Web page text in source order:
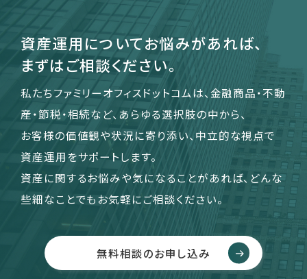
資産運用についてお悩みがあれば、
まずはご相談ください。
私たちファミリーオフィスドットコムは、金融商品・不動
産・節税・相続など、あらゆる選択肢の中から、
お客様の価値観や状況に寄り添い、中立的な視点で
資産運用をサポートします。
資産に関するお悩みや気になることがあれば、どんな
些細なことでもお気軽にご相談ください。
無料相談のお申し込み